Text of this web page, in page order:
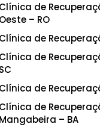
Clínica de
Oeste – RO
Clínica de
Clínica de
SC
Clínica de
Clínica de
Mangabeira – BA